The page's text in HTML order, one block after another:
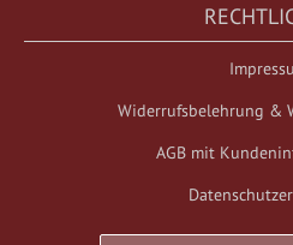
Widerrufsbelehrung &
AGB mit